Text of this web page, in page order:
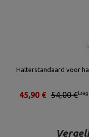
Halterstandaard voor
54,00 €
45,90 €